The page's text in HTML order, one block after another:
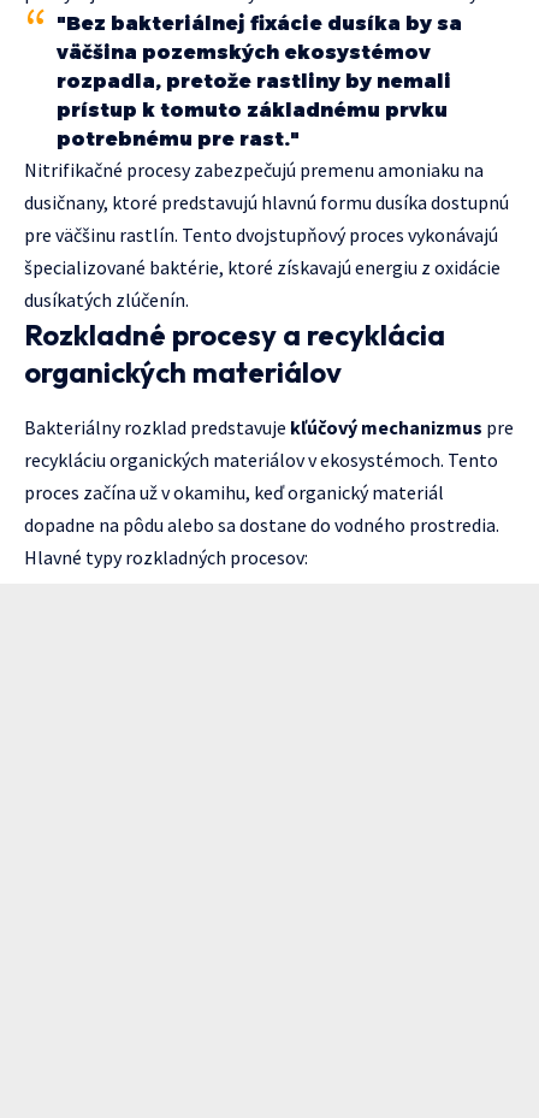
"Bez bakteriálnej fixácie dusíka by sa
väčšina pozemských ekosystémov
rozpadla, pretože rastliny by nemali
prístup k tomuto základnému prvku
potrebnému pre rast."
Nitrifikačné procesy zabezpečujú premenu amoniaku na
dusičnany, ktoré predstavujú hlavnú formu dusíka dostupnú
pre väčšinu rastlín. Tento dvojstupňový proces vykonávajú
špecializované baktérie, ktoré získavajú energiu z oxidácie
dusíkatých zlúčenín.
Rozkladné procesy a recyklácia
organických materiálov
Bakteriálny rozklad predstavuje kľúčový mechanizmus pre
recykláciu organických materiálov v ekosystémoch. Tento
proces začína už v okamihu, keď organický materiál
dopadne na pôdu alebo sa dostane do vodného prostredia.
Hlavné typy rozkladných procesov: